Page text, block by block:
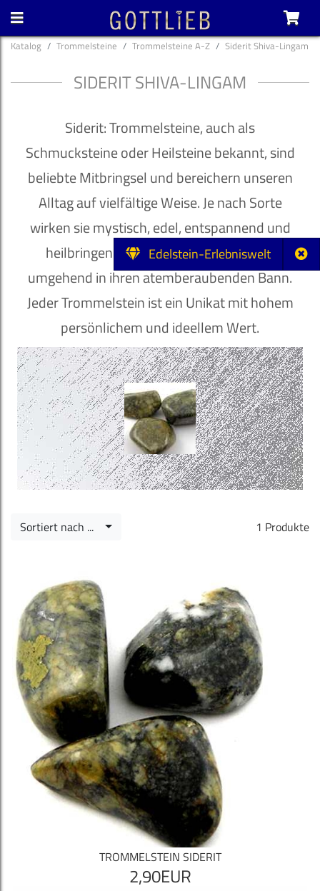
Edelstein-Erlebniswelt
Katalog Trommelsteine Trommelsteine A-Z Siderit Shiva-Lingam
SIDERIT SHIVA-LINGAM
Siderit: Trommelsteine, auch als
Schmucksteine oder Heilsteine bekannt, sind
beliebte Mitbringsel und bereichern unseren
Alltag auf vielfältige Weise. Je nach Sorte
wirken sie mystisch, edel, entspannend und
heilbringend und ziehen ihren Besitzer
umgehend in ihren atemberaubenden Bann.
Jeder Trommelstein ist ein Unikat mit hohem
persönlichem und ideellem Wert.
1 Produkte
Sortiert nach ...
TROMMELSTEIN SIDERIT
2,90EUR